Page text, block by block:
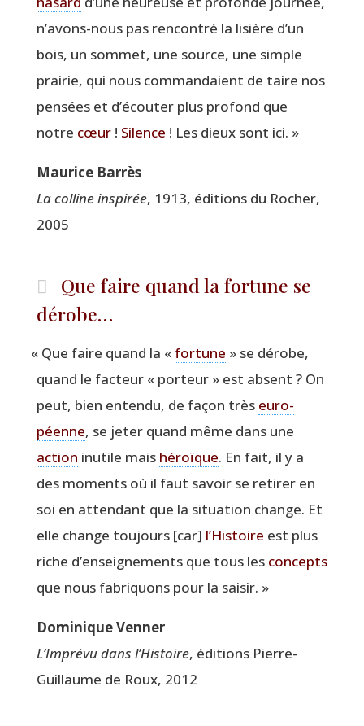
n’avons-nous pas ren­con­tré la lisière d’un
bois, un som­met, une source, une simple
prai­rie, qui nous com­man­daient de taire nos
pen­sées et d’écouter plus pro­fond que
notre cœur! Silence ! Les dieux sont ici. »
Mau­rice Barrès
La col­line ins­pi­rée, 1913, édi­tions du Rocher,
2005
Que faire quand la fortune se
dérobe…
« Que faire quand la « for­tune » se dérobe,
quand le fac­teur « por­teur » est absent ? On
peut, bien enten­du, de façon très euro­
péenne, se jeter quand même dans une
action inutile mais héroïque. En fait, il y a
des moments où il faut savoir se reti­rer en
soi en atten­dant que la situa­tion change. Et
elle change tou­jours [car] l’Histoire est plus
riche d’enseignements que tous les concepts
que nous fabri­quons pour la saisir. »
Domi­nique Venner
L’Imprévu dans l’Histoire, édi­tions Pierre-
Guillaume de Roux, 2012